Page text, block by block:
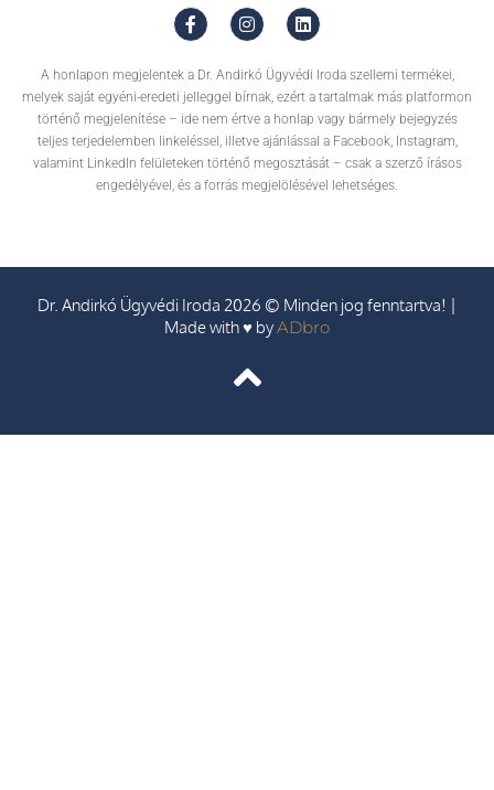
A honlapon megjelentek a Dr. Andirkó Ügyvédi Iroda szellemi termékei,
melyek saját egyéni-eredeti jelleggel bírnak, ezért a tartalmak más platformon
történő megjelenítése – ide nem értve a honlap vagy bármely bejegyzés
teljes terjedelemben linkeléssel, illetve ajánlással a Facebook, Instagram,
valamint LinkedIn felületeken történő megosztását – csak a szerző írásos
engedélyével, és a forrás megjelölésével lehetséges.
Dr. Andirkó Ügyvédi Iroda 2026 © Minden jog fenntartva! |
Made with ♥ byADbro